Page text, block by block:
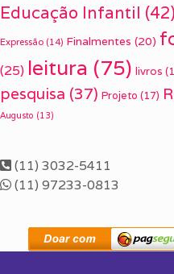
Educação Infantil (42)
Expressão (14) Finalmentes (20)
(25) leitura (75) livros
pesquisa (37) Projeto (17)
Augusto (13)
(11) 3032-5411
(11) 97233-0813